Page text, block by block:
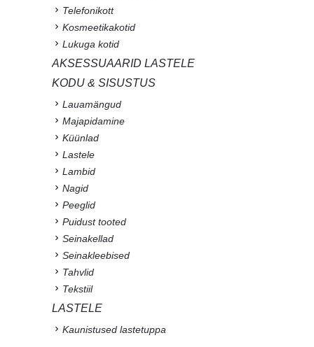
Telefonikott
Kosmeetikakotid
Lukuga kotid
AKSESSUAARID LASTELE
KODU & SISUSTUS
Lauamängud
Majapidamine
Küünlad
Lastele
Lambid
Nagid
Peeglid
Puidust tooted
Seinakellad
Seinakleebised
Tahvlid
Tekstiil
LASTELE
Kaunistused lastetuppa